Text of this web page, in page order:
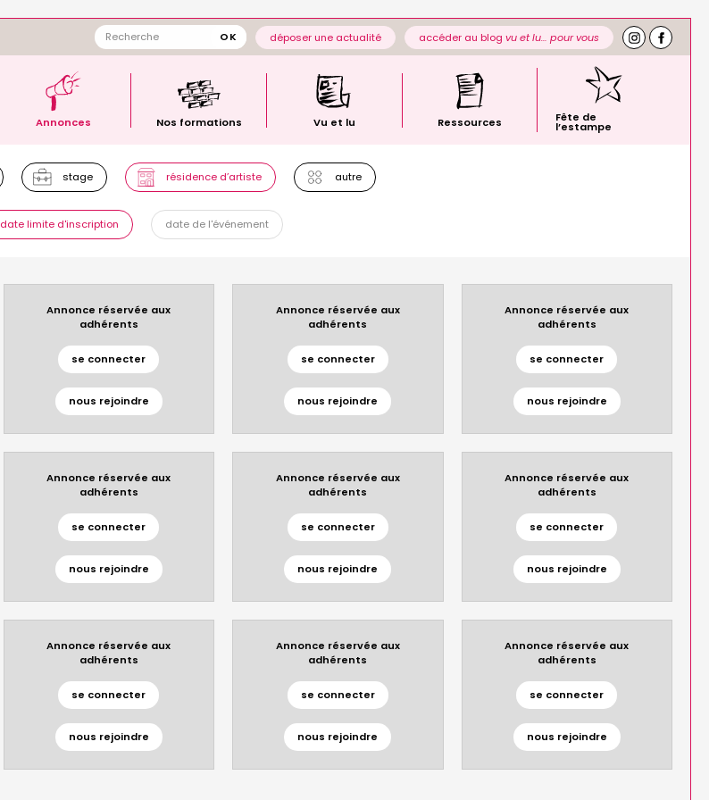
déposer une actualité accéder au blog vu et lu… pour vous
Annonces Nos formations Vu et lu Ressources Fête de
l’estampe
stage résidence d’artiste autre
date limite d'inscription date de l'événement
Annonce réservée aux
adhérents
se connecter
nous rejoindre
Annonce réservée aux
adhérents
se connecter
nous rejoindre
Annonce réservée aux
adhérents
se connecter
nous rejoindre
Annonce réservée aux
adhérents
se connecter
nous rejoindre
Annonce réservée aux
adhérents
se connecter
nous rejoindre
Annonce réservée aux
adhérents
se connecter
nous rejoindre
Annonce réservée aux
adhérents
se connecter
nous rejoindre
Annonce réservée aux
adhérents
se connecter
nous rejoindre
Annonce réservée aux
adhérents
se connecter
nous rejoindre